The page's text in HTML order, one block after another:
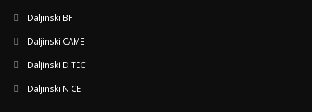
Daljinski BFT
Daljinski CAME
Daljinski DITEC
Daljinski NICE